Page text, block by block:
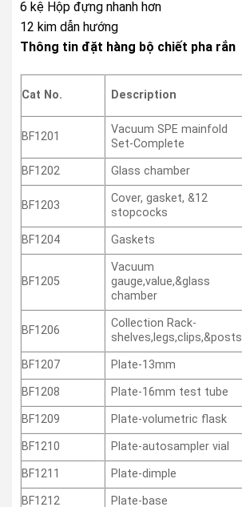
6 kệ Hộp đựng nhanh hơn
12 kim dẫn hướng
Thông tin đặt hàng bộ chiết pha rắn
Cat No. Description
BF1201
Vacuum SPE mainfold
Set-Complete
BF1202 Glass chamber
BF1203
Cover, gasket, &12
stopcocks
BF1204 Gaskets
BF1205
Vacuum
gauge,value,&glass
chamber
BF1206
Collection Rack-
shelves,legs,clips,&posts
BF1207 Plate-13mm
BF1208
Plate-16mm test tube
BF1209
Plate-volumetric flask
BF1210
Plate-autosampler vial
BF1211
Plate-dimple
BF1212
Plate-base